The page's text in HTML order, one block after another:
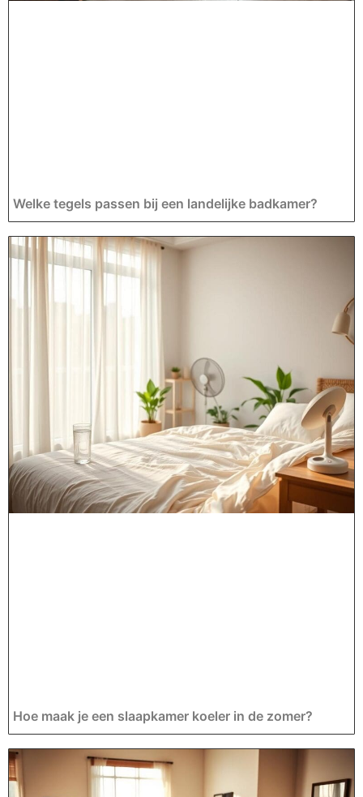
Welke tegels passen bij een landelijke badkamer?
Hoe maak je een slaapkamer koeler in de zomer?